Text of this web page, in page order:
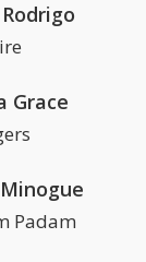
Grace
Padam